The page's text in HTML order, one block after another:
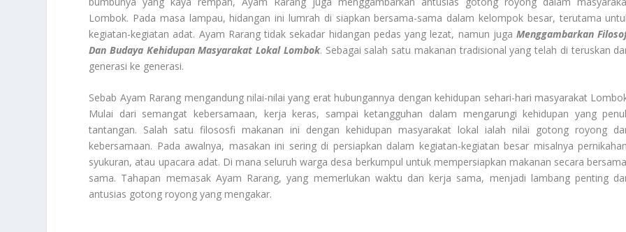
Lombok. Pada masa lampau, hidangan ini lumrah di siapkan bersama-sama dalam kelompok besar, terutama
kegiatan-kegiatan adat. Ayam Rarang tidak sekadar hidangan pedas yang lezat, namun jugaMenggambarkan
Dan Budaya Kehidupan Masyarakat Lokal Lombok. Sebagai salah satu makanan tradisional yang telah di teruskan
generasi ke generasi.
Sebab Ayam Rarang mengandung nilai-nilai yang erat hubungannya dengan kehidupan sehari-hari masyarakat
Mulai dari semangat kebersamaan, kerja keras, sampai ketangguhan dalam mengarungi kehidupan yang
tantangan. Salah satu filososfi makanan ini dengan kehidupan masyarakat lokal ialah nilai gotong royong
kebersamaan. Pada awalnya, masakan ini sering di persiapkan dalam kegiatan-kegiatan besar misalnya
syukuran, atau upacara adat. Di mana seluruh warga desa berkumpul untuk mempersiapkan makanan secara
sama. Tahapan memasak Ayam Rarang, yang memerlukan waktu dan kerja sama, menjadi lambang penting
antusias gotong royong yang mengakar.